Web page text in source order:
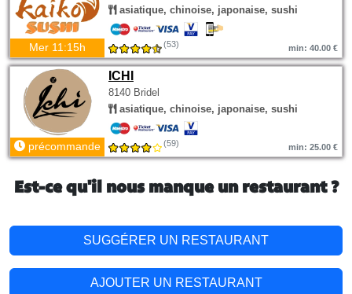
asiatique, chinoise, japonaise, sushi
Mer 11:15h (53) min: 40.00 €
ICHI
8140 Bridel
asiatique, chinoise, japonaise, sushi
précommande (59) min: 25.00 €
Est-ce qu'il nous manque un restaurant ?
SUGGÉRER UN RESTAURANT
AJOUTER UN RESTAURANT